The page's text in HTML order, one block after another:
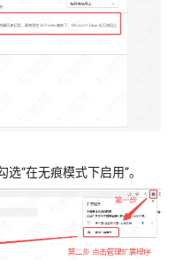
“在无痕模式下启用”。